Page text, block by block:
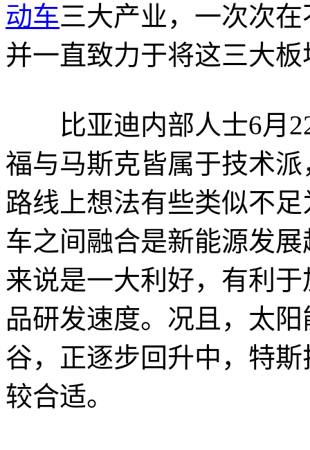
动车三大产业，一次次
并一直致力于将这三大
比亚迪内部人士6月22
福与马斯克皆属于技术
路线上想法有些类似不
车之间融合是新能源发
来说是一大利好，有利
品研发速度。况且，太
谷，正逐步回升中，特
较合适。